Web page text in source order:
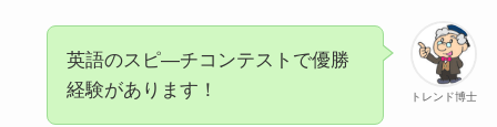
トレンド博士
英語のスピ―チコンテストで優勝
経験があります！